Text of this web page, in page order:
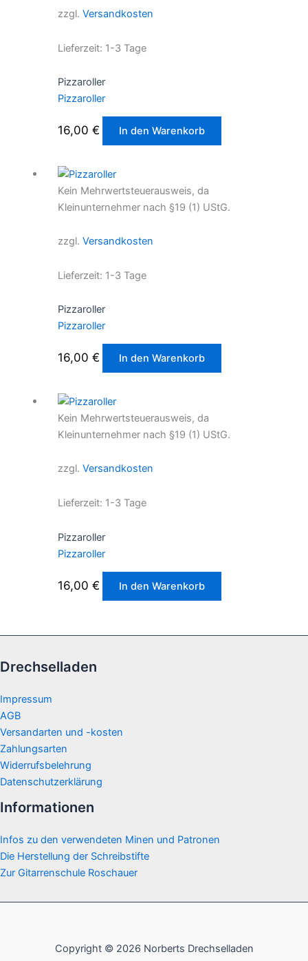
zzgl. Versandkosten
Lieferzeit: 1-3 Tage
Pizzaroller
Pizzaroller
16,00 € In den Warenkorb
Kein Mehrwertsteuerausweis, da
Kleinunternehmer nach §19 (1) UStG.
zzgl. Versandkosten
Lieferzeit: 1-3 Tage
Pizzaroller
Pizzaroller
16,00 € In den Warenkorb
Kein Mehrwertsteuerausweis, da
Kleinunternehmer nach §19 (1) UStG.
zzgl. Versandkosten
Lieferzeit: 1-3 Tage
Pizzaroller
Pizzaroller
16,00 € In den Warenkorb
Drechselladen
Impressum
AGB
Versandarten und -kosten
Zahlungsarten
Widerrufsbelehrung
Datenschutzerklärung
Informationen
Infos zu den verwendeten Minen und Patronen
Die Herstellung der Schreibstifte
Zur Gitarrenschule Roschauer
Copyright © 2026 Norberts Drechselladen